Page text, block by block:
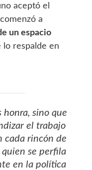
aceptó el
a
un espacio
lo respalde en
honra, sino que
el trabajo
cada rincón de
quien se perfila
en la política